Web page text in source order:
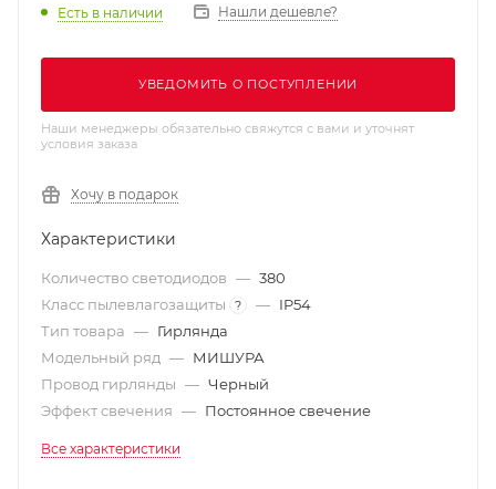
Есть в наличии Нашли дешевле?
УВЕДОМИТЬ О ПОСТУПЛЕНИИ
Наши менеджеры обязательно свяжутся с вами и уточнят
условия заказа
Хочу в подарок
Характеристики
Количество светодиодов — 380
Класс пылевлагозащиты
? — IP54
Тип товара — Гирлянда
Модельный ряд — МИШУРА
Провод гирлянды — Черный
Эффект свечения — Постоянное свечение
Все характеристики